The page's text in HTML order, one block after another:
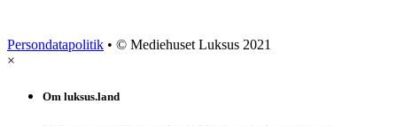
Persondatapolitik • © Mediehuset Luksus 2021
×
Om luksus.land